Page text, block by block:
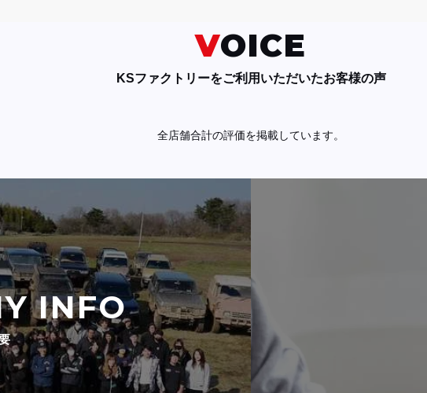
VOICE
KSファクトリーをご利用いただいたお客様の声
全店舗合計の評価を掲載しています。
INFO